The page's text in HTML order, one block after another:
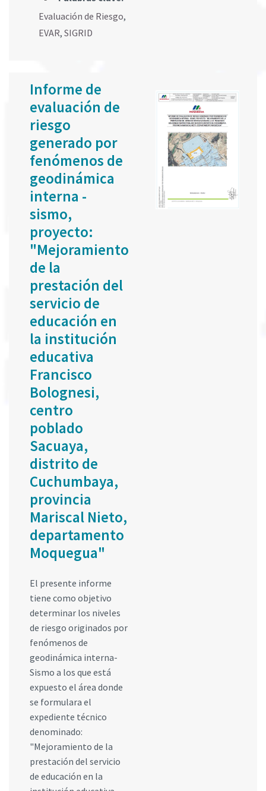
Evaluación de Riesgo,
EVAR, SIGRID
Informe de
evaluación de
riesgo
generado por
fenómenos de
geodinámica
interna -
sismo,
proyecto:
"Mejoramiento
de la
prestación del
servicio de
educación en
la institución
educativa
Francisco
Bolognesi,
centro
poblado
Sacuaya,
distrito de
Cuchumbaya,
provincia
Mariscal Nieto,
departamento
Moquegua"
El presente informe
tiene como objetivo
determinar los niveles
de riesgo originados por
fenómenos de
geodinámica interna-
Sismo a los que está
expuesto el área donde
se formulara el
expediente técnico
denominado:
"Mejoramiento de la
prestación del servicio
de educación en la